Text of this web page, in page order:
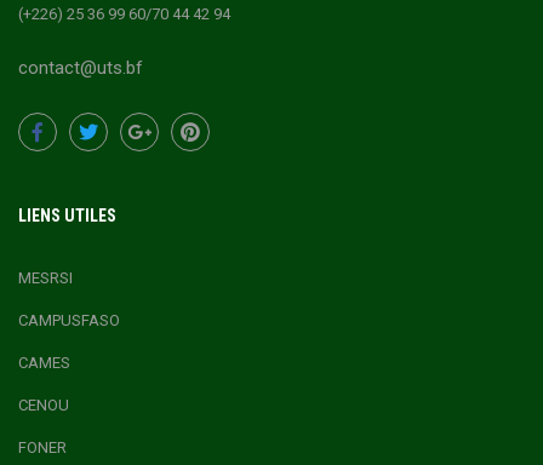
(+226) 25 36 99 60/70 44 42 94
contact@uts.bf
LIENS UTILES
MESRSI
CAMPUSFASO
CAMES
CENOU
FONER